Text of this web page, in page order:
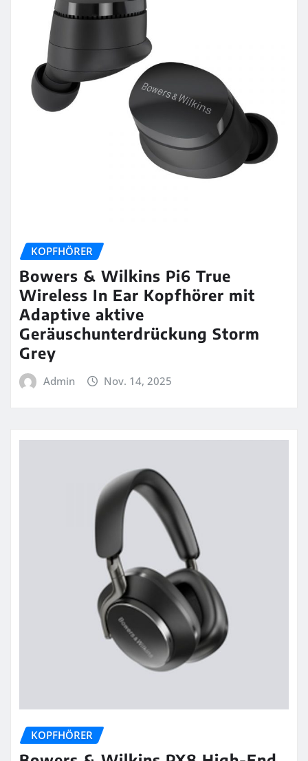
KOPFHÖRER
Bowers & Wilkins Pi6 True
Wireless In Ear Kopfhörer mit
Adaptive aktive
Geräuschunterdrückung Storm
Grey
Admin Nov. 14, 2025
KOPFHÖRER